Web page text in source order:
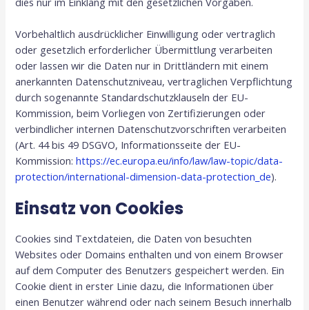
Vorbehaltlich ausdrücklicher Einwilligung oder vertraglich
oder gesetzlich erforderlicher Übermittlung verarbeiten
oder lassen wir die Daten nur in Drittländern mit einem
anerkannten Datenschutzniveau, vertraglichen Verpflichtung
durch sogenannte Standardschutzklauseln der EU-
Kommission, beim Vorliegen von Zertifizierungen oder
verbindlicher internen Datenschutzvorschriften verarbeiten
(Art. 44 bis 49 DSGVO, Informationsseite der EU-
Kommission:https://ec.europa.eu/info/law/law-topic/data-
protection/international-dimension-data-protection_de).
Einsatz von Cookies
Cookies sind Textdateien, die Daten von besuchten
Websites oder Domains enthalten und von einem Browser
auf dem Computer des Benutzers gespeichert werden. Ein
Cookie dient in erster Linie dazu, die Informationen über
einen Benutzer während oder nach seinem Besuch innerhalb